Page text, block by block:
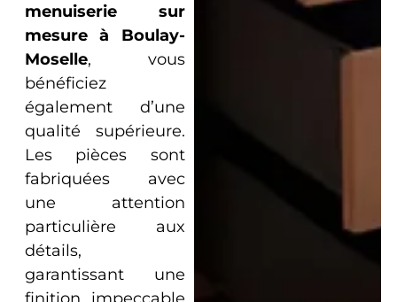
menuiserie sur
mesureà Boulay-
Moselle, vous
bénéficiez
également d’une
qualité supérieure.
Les pièces sont
fabriquées avec
une attention
particulière aux
détails,
garantissant une